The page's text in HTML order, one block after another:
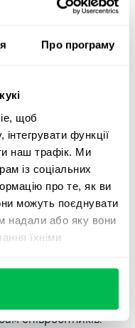
Про програму
щоб
інтегрувати функції
наш трафік. Ми
із соціальних
про те, як ви
можуть поєднувати
надали або яку вони
їхніми
стратегічне
з HR.
оскільки вони
функціями,
наприклад, подавати
співробітників.